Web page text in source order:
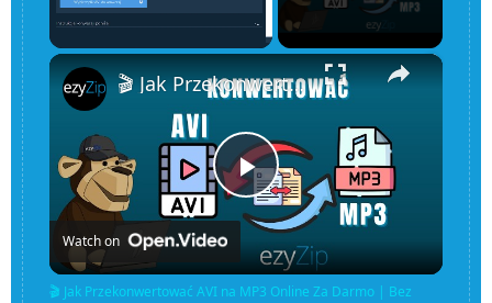
×
Play
Video
🎬 Jak Przekonwertować AVI na MP3 Online Za Darmo | Bez Instalacji Oprogramowania
Watch on
🎬 Jak Przekonwertować AVI na MP3 Online Za Darmo | Bez